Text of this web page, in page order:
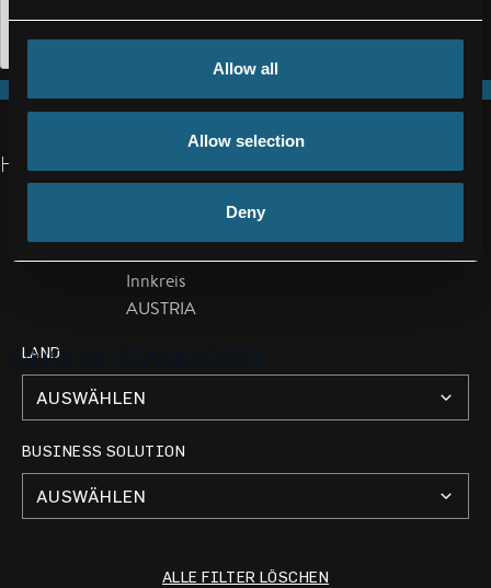
Allow all
Allow selection
Deny
HAUPTSITZ
Innkreis
AUSTRIA
UNSERE STANDORTE
LAND
BUSINESS SOLUTION
ALLE FILTER LÖSCHEN